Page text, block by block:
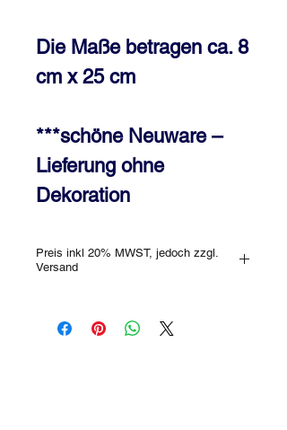
Die Maße betragen ca. 8
cm x 25 cm
***schöne Neuware –
Lieferung ohne
Dekoration
Preis inkl 20% MWST, jedoch zzgl.
Versand